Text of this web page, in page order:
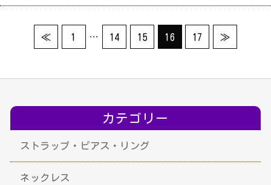
≪ 1 … 14 15 16 17 ≫
カテゴリー
ストラップ・ピアス・リング
ネックレス